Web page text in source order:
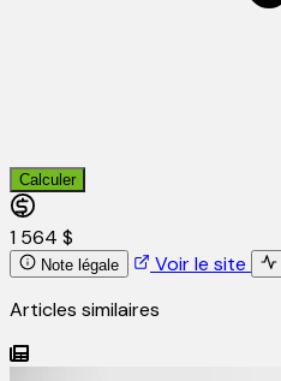
Calculer
1 564 $
Note légale Voir le site
Articles similaires